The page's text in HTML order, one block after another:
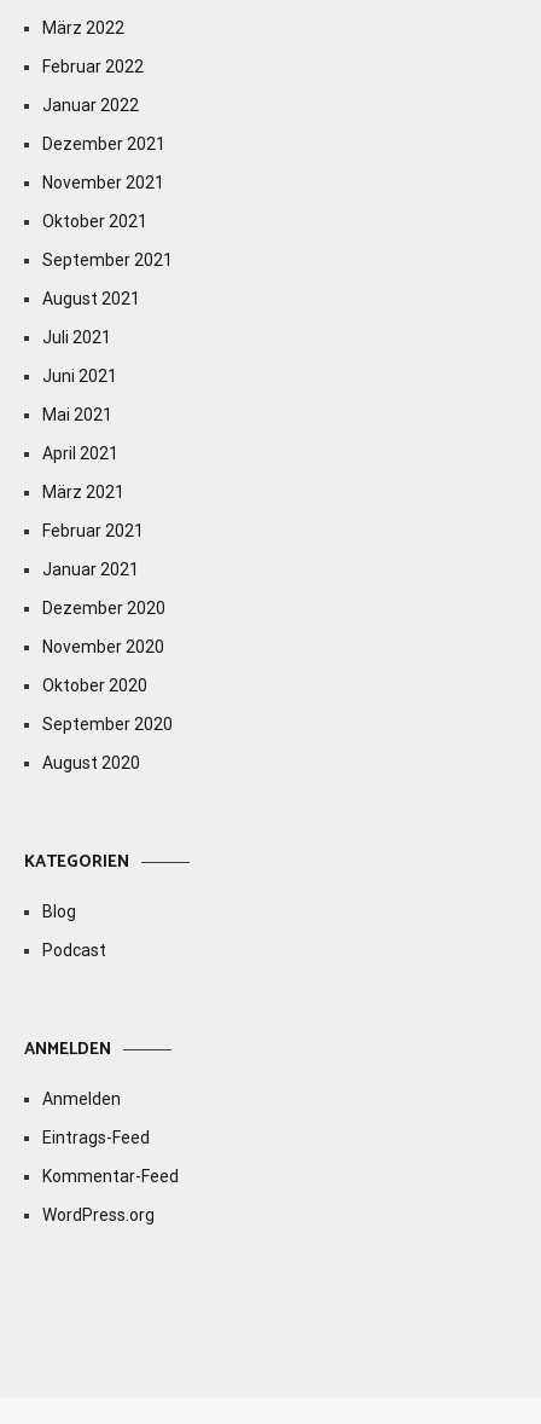
März 2022
Februar 2022
Januar 2022
Dezember 2021
November 2021
Oktober 2021
September 2021
August 2021
Juli 2021
Juni 2021
Mai 2021
April 2021
März 2021
Februar 2021
Januar 2021
Dezember 2020
November 2020
Oktober 2020
September 2020
August 2020
KATEGORIEN
Blog
Podcast
ANMELDEN
Anmelden
Eintrags-Feed
Kommentar-Feed
WordPress.org